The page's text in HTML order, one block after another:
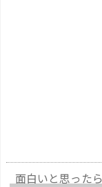
面白いと思った